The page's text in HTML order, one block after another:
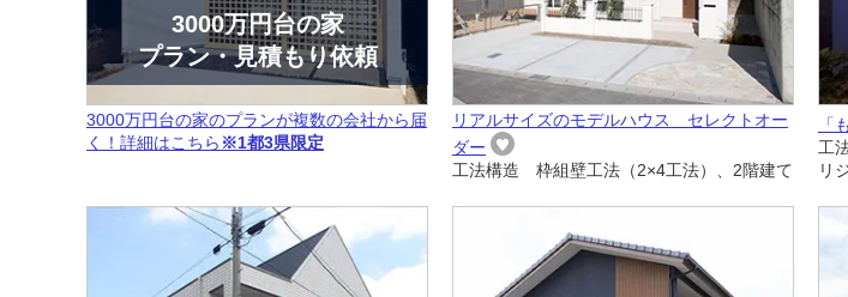
3000万円台の家
プラン・見積もり依頼
3000万円台の家のプランが複数の会社から届
く！詳細はこちら ※1都3県限定
リアルサイズのモデルハウス セレクトオー
ダー
工法構造 枠組壁工法（2×4工法）、2階建て
「
工
リ